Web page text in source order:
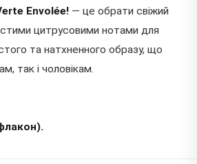
Envolée! — це обрати свіжий
цитрусовими нотами для
та натхненного образу, що
так і чоловікам.